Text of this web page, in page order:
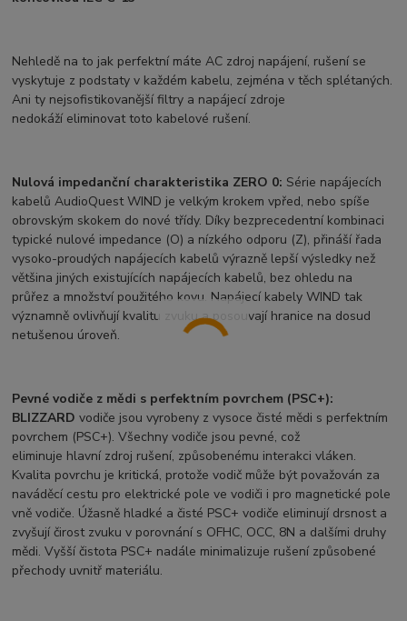
Nehledě na to jak perfektní máte AC zdroj napájení, rušení se
vyskytuje z podstaty v každém kabelu, zejména v těch splétaných.
Ani ty nejsofistikovanější filtry a napájecí zdroje
nedokáží eliminovat toto kabelové rušení.
Nulová impedanční charakteristika ZERO 0: Série napájecích
kabelů AudioQuest WIND je velkým krokem vpřed, nebo spíše
obrovským skokem do nové třídy. Díky bezprecedentní kombinaci
typické nulové impedance (O) a nízkého odporu (Z), přináší řada
vysoko-proudých napájecích kabelů výrazně lepší výsledky než
většina jiných existujících napájecích kabelů, bez ohledu na
průřez a množství použitého kovu. Napájecí kabely WIND tak
významně ovlivňují kvalitu zvuku a posouvají hranice na dosud
netušenou úroveň.
Pevné vodiče z mědi s perfektním povrchem (PSC+):
BLIZZARD vodiče jsou vyrobeny z vysoce čisté mědi s perfektním
povrchem (PSC+). Všechny vodiče jsou pevné, což
eliminuje hlavní zdroj rušení, způsobenému interakci vláken.
Kvalita povrchu je kritická, protože vodič může být považován za
naváděcí cestu pro elektrické pole ve vodiči i pro magnetické pole
vně vodiče. Úžasně hladké a čisté PSC+ vodiče eliminují drsnost a
zvyšují čirost zvuku v porovnání s OFHC, OCC, 8N a dalšími druhy
mědi. Vyšší čistota PSC+ nadále minimalizuje rušení způsobené
přechody uvnitř materiálu.